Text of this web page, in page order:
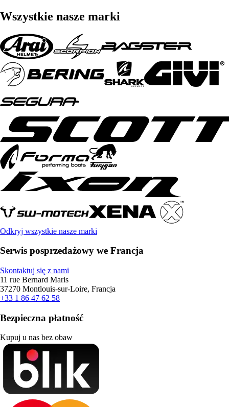
Wszystkie nasze marki
Odkryj wszystkie nasze marki
Serwis posprzedażowy we Francja
Skontaktuj się z nami
11 rue Bernard Maris
37270 Montlouis-sur-Loire, Francja
+33 1 86 47 62 58
Bezpieczna płatność
Kupuj u nas bez obaw